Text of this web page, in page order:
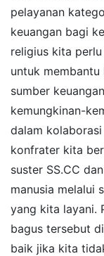
pelayanan
keuangan bagi
religius kita
untuk membantu
sumber
kemungkinan-
dalam
konfrater kita
suster SS.CC
manusia melalui
yang kita layani.
bagus tersebut
baik jika kita